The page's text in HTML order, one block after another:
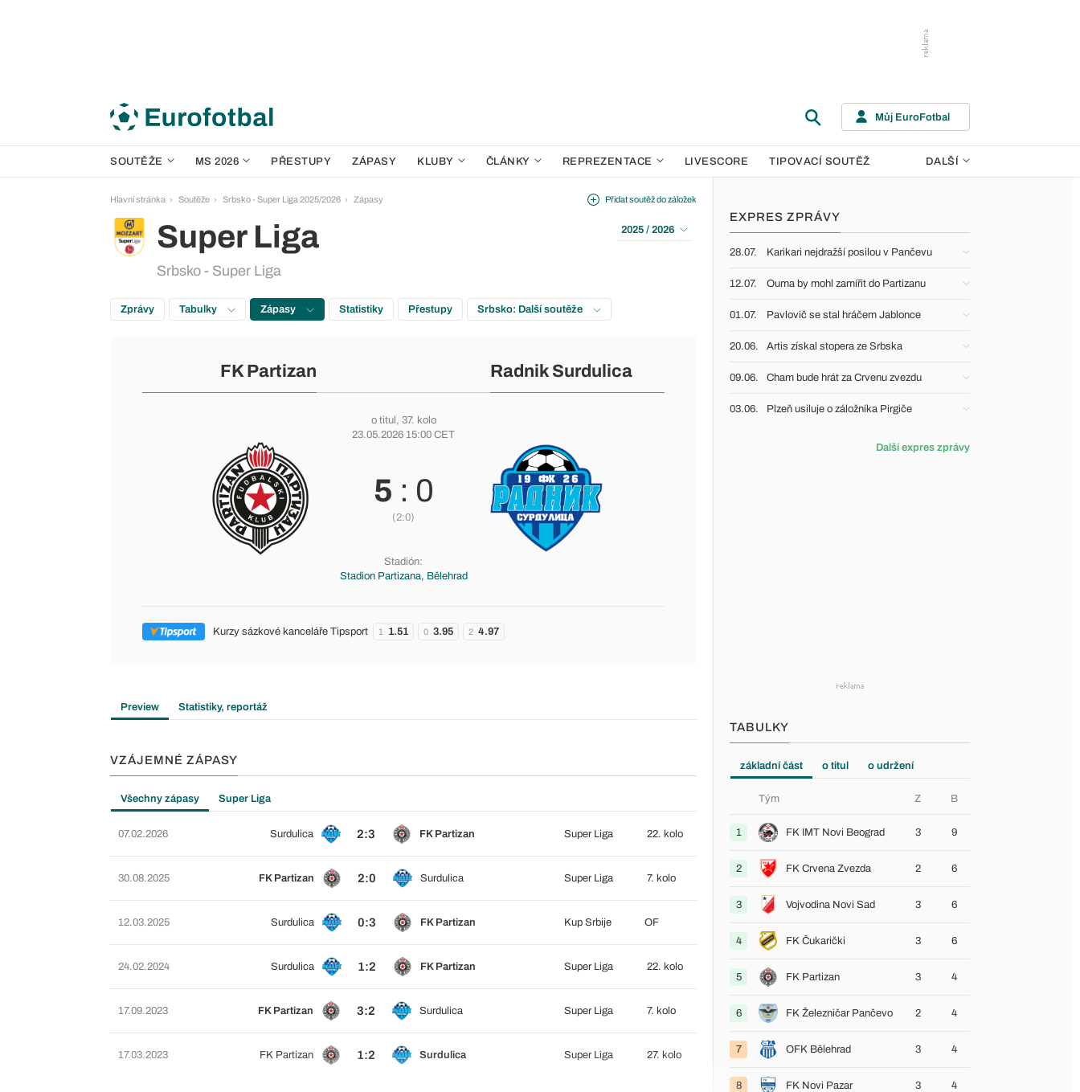
Můj EuroFotbal
SOUTĚŽE MS 2026 PŘESTUPY ZÁPASY KLUBY ČLÁNKY REPREZENTACE LIVESCORE TIPOVACÍ SOUTĚŽ DALŠÍ
Hlavní stránka Soutěže Srbsko - Super Liga 2025/2026 Zápasy
Super Liga
Srbsko - Super Liga
Přidat soutěž do záložek
2025 / 2026
Zprávy Tabulky Zápasy Statistiky Přestupy Srbsko: Další soutěže
FK Partizan Radnik Surdulica
o titul , 37. kolo
23.05.2026 15:00 CET
5 : 0
(2:0)
Stadión:
Stadion Partizana, Bělehrad
Kurzy sázkové kanceláře Tipsport 1 1.51 0 3.95 2 4.97
Preview Statistiky, reportáž
VZÁJEMNÉ ZÁPASY
Všechny zápasy Super Liga
07.02.2026 Surdulica 2:3 FK Partizan Super Liga 22. kolo
30.08.2025 FK Partizan 2:0 Surdulica Super Liga 7. kolo
12.03.2025 Surdulica 0:3 FK Partizan Kup Srbije OF
24.02.2024 Surdulica 1:2 FK Partizan Super Liga 22. kolo
17.09.2023 FK Partizan 3:2 Surdulica Super Liga 7. kolo
17.03.2023 FK Partizan 1:2 Surdulica Super Liga 27. kolo
EXPRES ZPRÁVY
28.07. Karikari nejdražší posilou v Pančevu
12.07. Ouma by mohl zamířit do Partizanu
01.07. Pavlovič se stal hráčem Jablonce
20.06. Artis získal stopera ze Srbska
09.06. Cham bude hrát za Crvenu zvezdu
03.06. Plzeň usiluje o záložníka Pirgiče
Další expres zprávy
TABULKY
základní část o titul o udržení
Tým Z B
1 FK IMT Novi Beograd 3 9
2 FK Crvena Zvezda 2 6
3 Vojvodina Novi Sad 3 6
4 FK Čukarički 3 6
5 FK Partizan 3 4
6 FK Železničar Pančevo 2 4
7 OFK Bělehrad 3 4
8 FK Novi Pazar 3 4